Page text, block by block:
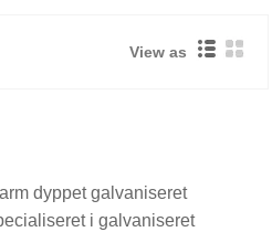
View as
dyppet galvaniseret
i galvaniseret